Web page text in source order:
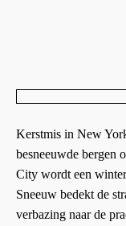
Kerstmis in New
besneeuwde bergen
City wordt een
Sneeuw bedekt de
verbazing naar de